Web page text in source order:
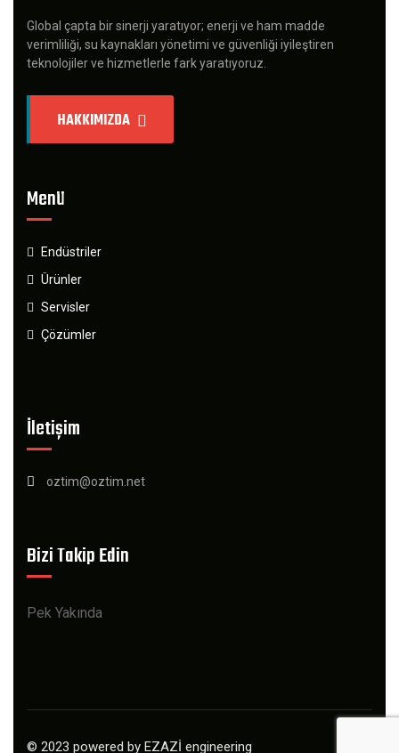
Global çapta bir sinerji yaratıyor; enerji ve ham madde
verimliliği, su kaynakları yönetimi ve güvenliği iyileştiren
teknolojiler ve hizmetlerle fark yaratıyoruz.
HAKKIMIZDA
Menü
Endüstriler
Ürünler
Servisler
Çözümler
İletişim
oztim@oztim.net
Bizi Takip Edin
Pek Yakında
© 2023 powered by EZAZİ engineering